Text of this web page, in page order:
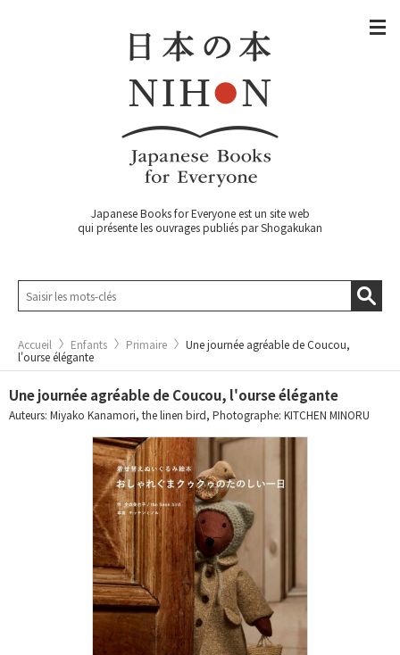
Japanese Books for Everyone est un site web
qui présente les ouvrages publiés par Shogakukan
Accueil Enfants Primaire
Une journée agréable de Coucou,
l'ourse élégante
Une journée agréable de Coucou, l'ourse élégante
Auteurs: Miyako Kanamori, the linen bird, Photographe: KITCHEN MINORU